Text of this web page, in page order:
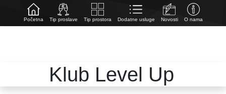
Početna Tip proslave Tip prostora Dodatne usluge Novosti O nama
Klub Level Up